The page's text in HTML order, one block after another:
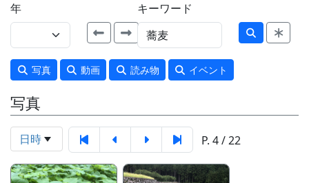
年 キーワード
写真 動画 読み物 イベント
写真
日時 P. 4 / 22